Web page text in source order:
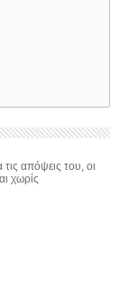
απόψεις του, οι
χωρίς